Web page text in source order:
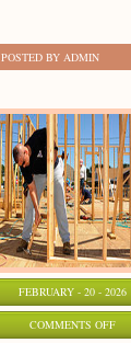
POSTED BY ADMIN
FEBRUARY - 20 - 2026
COMMENTS OFFON